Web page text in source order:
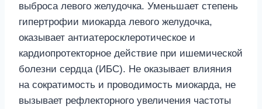
выброса левого желудочка. Уменьшает степень
гипертрофии миокарда левого желудочка,
оказывает антиатеросклеротическое и
кардиопротекторное действие при ишемической
болезни сердца (ИБС). Не оказывает влияния
на сократимость и проводимость миокарда, не
вызывает рефлекторного увеличения частоты